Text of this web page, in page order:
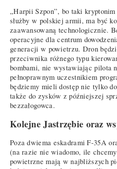
„Harpii Szpon”, bo taki
służby w polskiej armii, ma być
zaawansowaną technologicznie.
operacyjne dla centrum
generacji w powietrzu. Dron
przeciwnika różnego typu
bombami, nie wystawiając pilota
pełnoprawnym uczestnikiem
będziemy mieli dostęp nie tylko
także do zysków z późniejszej
bezzałogowca.
Kolejne Jastrzębie oraz
Poza dwiema eskadrami F-35A
(na razie nie wiadomo, ile
powietrzne mają w najbliższych